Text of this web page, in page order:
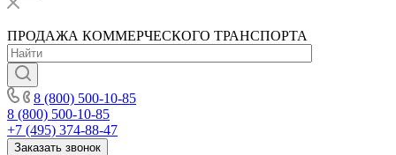
ПРОДАЖА КОММЕРЧЕСКОГО ТРАНСПОРТА
8 (800) 500-10-85
8 (800) 500-10-85
+7 (495) 374-88-47
Заказать звонок